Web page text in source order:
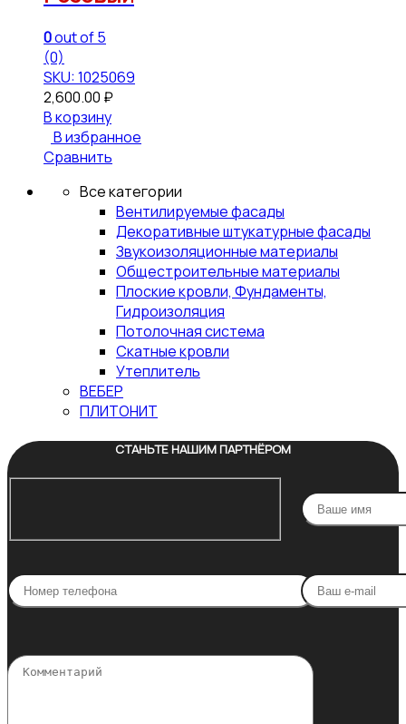
0out of 5
(0)
SKU: 1025069
2,600.00 ₽
В корзину
В избранное
Сравнить
Все категории
Вентилируемые фасады
Декоративные штукатурные фасады
Звукоизоляционные материалы
Общестроительные материалы
Плоские кровли, Фундаменты,
Гидроизоляция
Потолочная система
Скатные кровли
Утеплитель
ВЕБЕР
ПЛИТОНИТ
СТАНЬТЕ НАШИМ ПАРТНЁРОМ